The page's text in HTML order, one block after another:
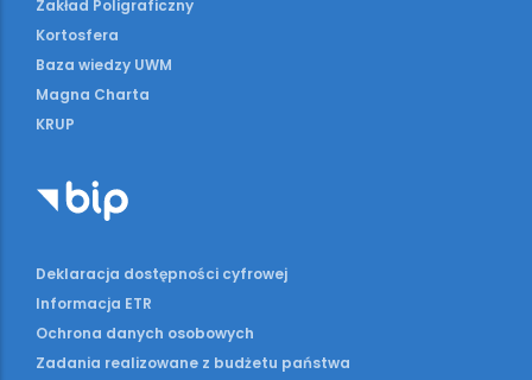
Zakład Poligraficzny
Kortosfera
Baza wiedzy UWM
Magna Charta
KRUP
Deklaracja dostępności cyfrowej
Informacja ETR
Ochrona danych osobowych
Zadania realizowane z budżetu państwa